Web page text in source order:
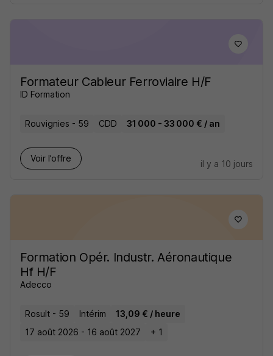
Formateur Cableur Ferroviaire H/F
ID Formation
Rouvignies - 59 CDD 31 000 - 33 000 € / an
Voir l’offre
il y a 10 jours
Formation Opér. Industr. Aéronautique
Hf H/F
Adecco
Rosult - 59 Intérim
13,09 € / heure
17 août 2026 - 16 août 2027
+ 1